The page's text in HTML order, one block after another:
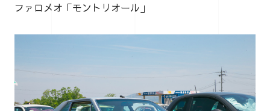
ファロメオ「モントリオール」